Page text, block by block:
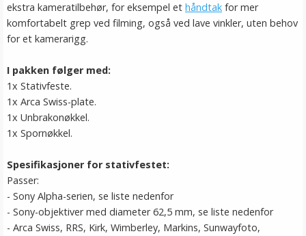
ekstra kameratilbehør, for eksempel et håndtak for mer
komfortabelt grep ved filming, også ved lave vinkler, uten behov
for et kamerarigg.
I pakken følger med:
1x Stativfeste.
1x Arca Swiss-plate.
1x Unbrakonøkkel.
1x Spor­nøkkel.
Spesifikasjoner for stativfestet:
Passer:
- Sony Alpha-serien, se liste nedenfor
- Sony-objektiver med diameter 62,5 mm, se liste nedenfor
- Arca Swiss, RRS, Kirk, Wimberley, Markins, Sunwayfoto,